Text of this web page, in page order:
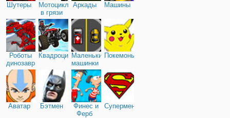
Шутеры
Мотоциклы
в грязи
Аркады Машины
Роботы
динозавры
КвадроциклыМаленькие
машинки
Покемоны
Аватар Бэтмен
Финес и
Ферб
Супермен